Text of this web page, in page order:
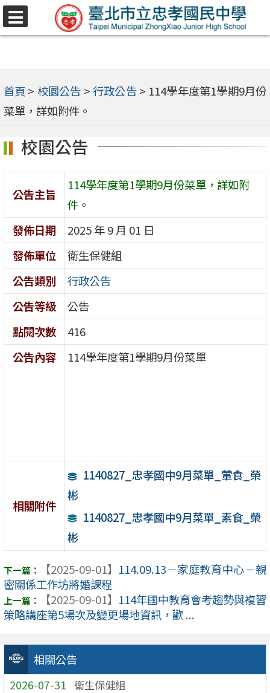
跳
至
內
容
選
首頁 > 校園公告 > 行政公告> 114學年度第1學期9月份
菜單，詳如附件。
相關公告
2026-07-31 衛生保健組
校園公告
公告主旨
114學年度第1學期9月份菜單，詳如附
件。
發佈日期
2025 年 9 月 01 日
發佈單位
衛生保健組
公告類別
行政公告
公告等級
公告
點閱次數
416
公告內容
114學年度第1學期9月份菜單
相關附件
1140827_忠孝國中9月菜單_葷食_榮
彬
1140827_忠孝國中9月菜單_素食_榮
彬
【2025-09-01】 114.09.13－家庭教育中心－親
密關係工作坊將婚課程
【2025-09-01】 114年國中教育會考趨勢與複習
策略講座第5場次及變更場地資訊，歡 ...